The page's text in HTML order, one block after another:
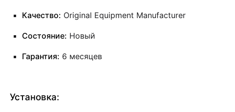
Качество: Original Equipment Manufacturer
Состояние: Новый
Гарантия: 6 месяцев
Установка: